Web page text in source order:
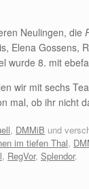
Neulingen, die
Elena Gossens,
wurde 8. mit
wir mit sechs
mal, ob ihr nicht
, DMMiB und
im tiefen Thal,
, RegVor, Splendor.